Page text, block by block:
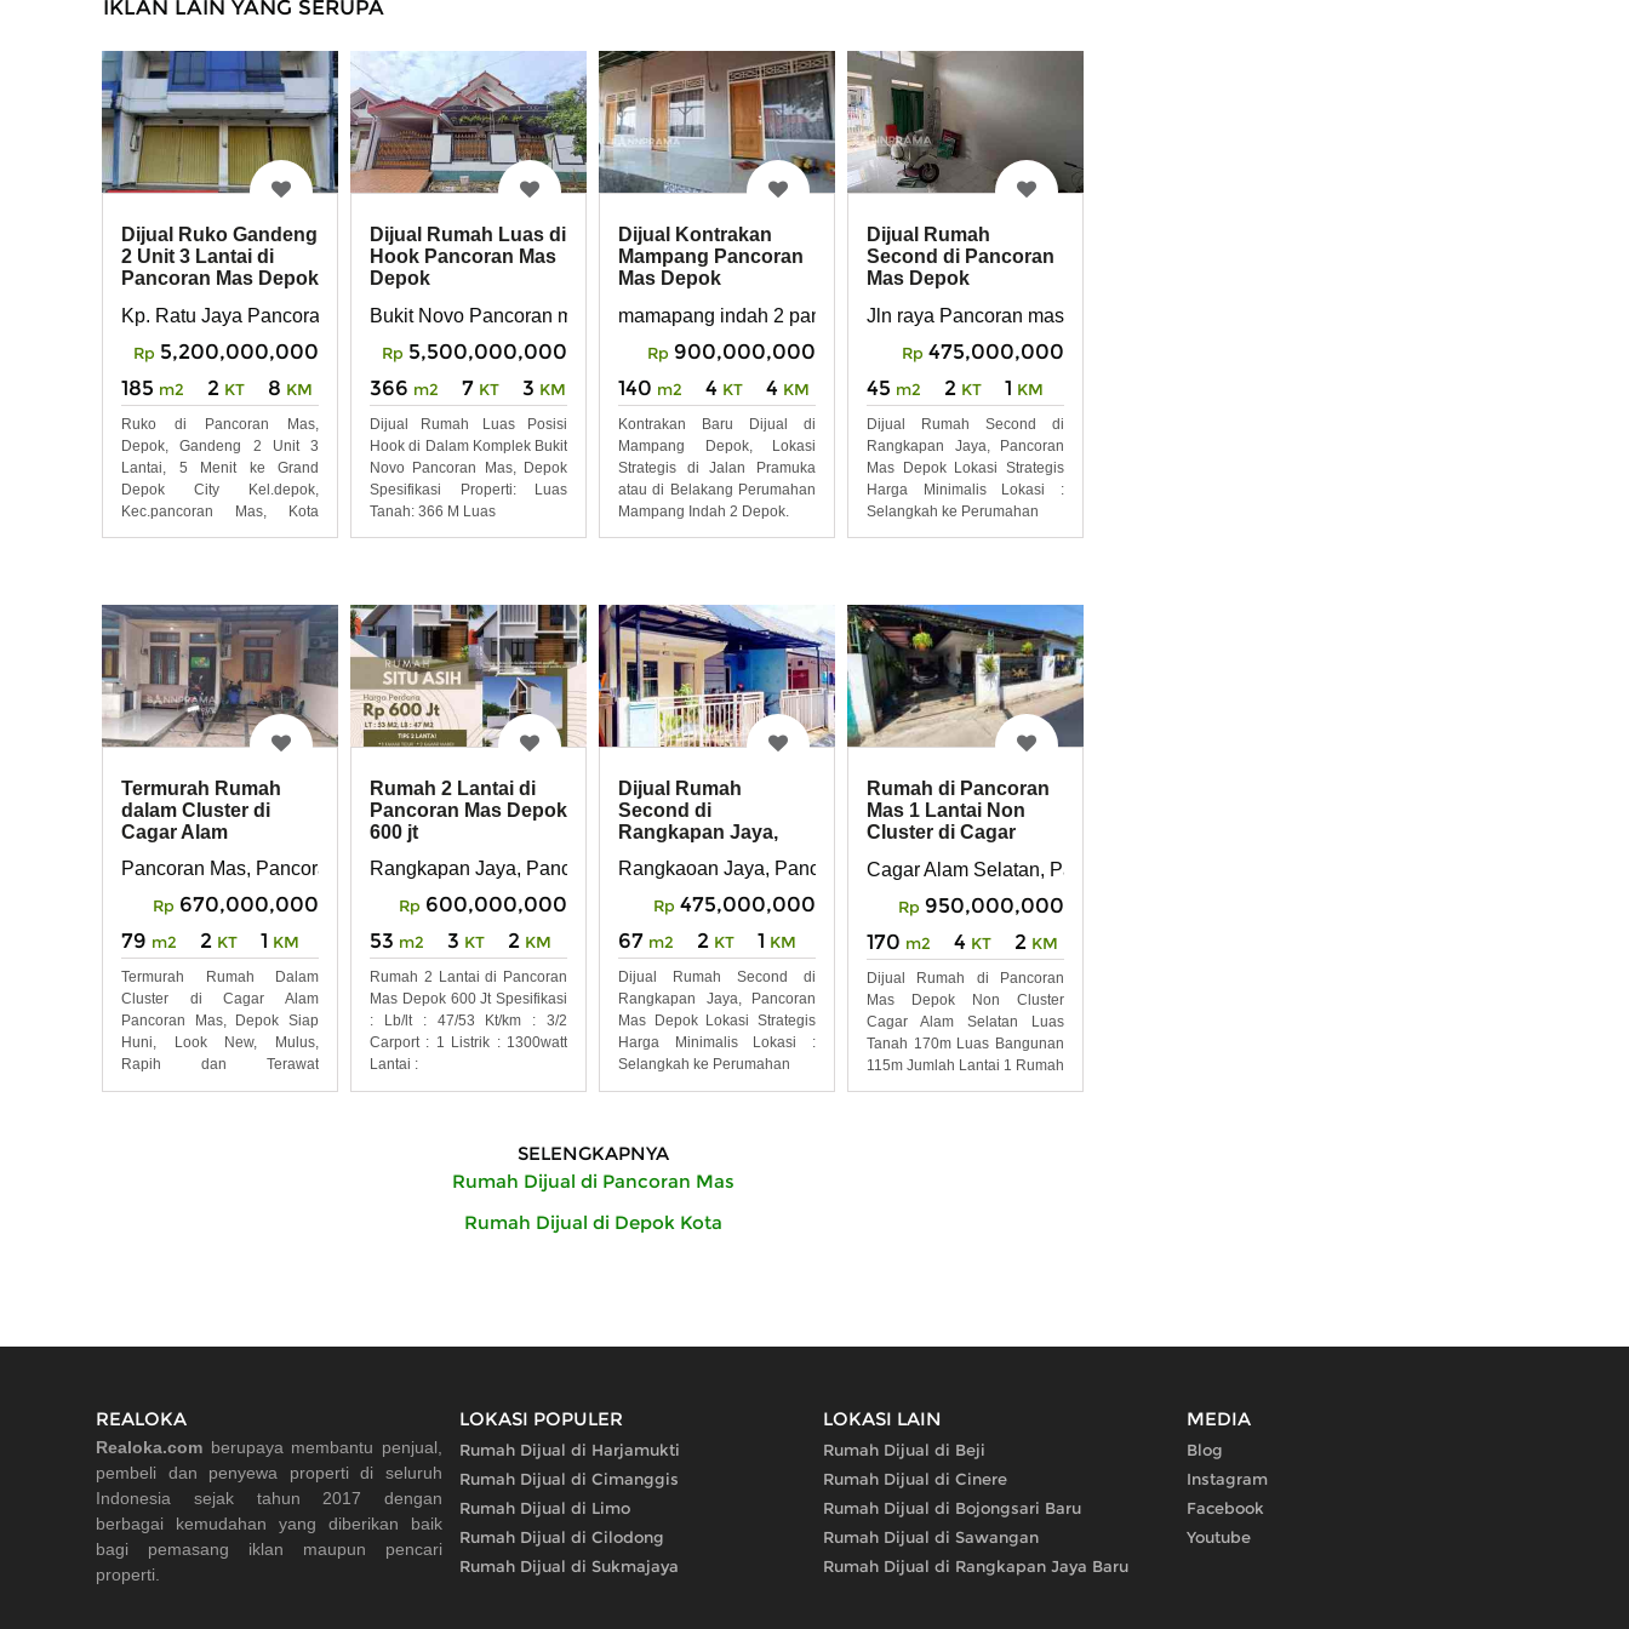
IKLAN LAIN YANG SERUPA
Dijual Ruko Gandeng
2 Unit 3 Lantai di
Pancoran Mas Depok
Kp. Ratu Jaya Pancoran Mas
Rp 5,200,000,000
185 m2 2 KT 8 KM
Ruko di Pancoran Mas,
Depok, Gandeng 2 Unit 3
Lantai, 5 Menit ke Grand
Depok City Kel.depok,
Kec.pancoran Mas, Kota
Dijual Rumah Luas di
Hook Pancoran Mas
Depok
Bukit Novo Pancoran mas Depok
Rp 5,500,000,000
366 m2 7 KT 3 KM
Dijual Rumah Luas Posisi
Hook di Dalam Komplek Bukit
Novo Pancoran Mas, Depok
Spesifikasi Properti: Luas
Tanah: 366 M Luas
Dijual Kontrakan
Mampang Pancoran
Mas Depok
mamapang indah 2 pancoran mas
Rp 900,000,000
140 m2 4 KT 4 KM
Kontrakan Baru Dijual di
Mampang Depok, Lokasi
Strategis di Jalan Pramuka
atau di Belakang Perumahan
Mampang Indah 2 Depok.
Dijual Rumah
Second di Pancoran
Mas Depok
Jln raya Pancoran mas
Rp 475,000,000
45 m2 2 KT 1 KM
Dijual Rumah Second di
Rangkapan Jaya, Pancoran
Mas Depok Lokasi Strategis
Harga Minimalis Lokasi :
Selangkah ke Perumahan
Termurah Rumah
dalam Cluster di
Cagar Alam
Depok
Pancoran Mas, Pancoran Mas, Depok
Rp 670,000,000
79 m2 2 KT 1 KM
Termurah Rumah Dalam
Cluster di Cagar Alam
Pancoran Mas, Depok Siap
Huni, Look New, Mulus,
Rapih dan Terawat
Rumah 2 Lantai di
Pancoran Mas Depok
600 jt
Rangkapan Jaya, Pancoran mas, Depok
Rp 600,000,000
53 m2 3 KT 2 KM
Rumah 2 Lantai di Pancoran
Mas Depok 600 Jt Spesifikasi
: Lb/lt : 47/53 Kt/km : 3/2
Carport : 1 Listrik : 1300watt
Lantai :
Dijual Rumah
Second di
Rangkapan Jaya,
Rangkaoan Jaya, Pancoran Mas, Depok
Rp 475,000,000
67 m2 2 KT 1 KM
Dijual Rumah Second di
Rangkapan Jaya, Pancoran
Mas Depok Lokasi Strategis
Harga Minimalis Lokasi :
Selangkah ke Perumahan
Rumah di Pancoran
Mas 1 Lantai Non
Cluster di Cagar
Cagar Alam Selatan, Pancoran Mas
Rp 950,000,000
170 m2 4 KT 2 KM
Dijual Rumah di Pancoran
Mas Depok Non Cluster
Cagar Alam Selatan Luas
Tanah 170m Luas Bangunan
115m Jumlah Lantai 1 Rumah
SELENGKAPNYA
Rumah Dijual di Pancoran Mas
Rumah Dijual di Depok Kota
REALOKA
Realoka.com berupaya membantu penjual,
pembeli dan penyewa properti di seluruh
Indonesia sejak tahun 2017 dengan
berbagai kemudahan yang diberikan baik
bagi pemasang iklan maupun pencari
properti.
LOKASI POPULER
Rumah Dijual di Harjamukti
Rumah Dijual di Cimanggis
Rumah Dijual di Limo
Rumah Dijual di Cilodong
Rumah Dijual di Sukmajaya
LOKASI LAIN
Rumah Dijual di Beji
Rumah Dijual di Cinere
Rumah Dijual di Bojongsari Baru
Rumah Dijual di Sawangan
Rumah Dijual di Rangkapan Jaya Baru
MEDIA
Blog
Instagram
Facebook
Youtube